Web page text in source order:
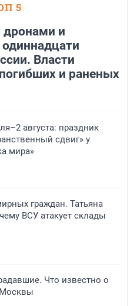
5
дронами и
Власти
и раненых
августа: праздник
сдвиг» у
мира»
граждан. Татьяна
ВСУ атакует склады
Что известно о